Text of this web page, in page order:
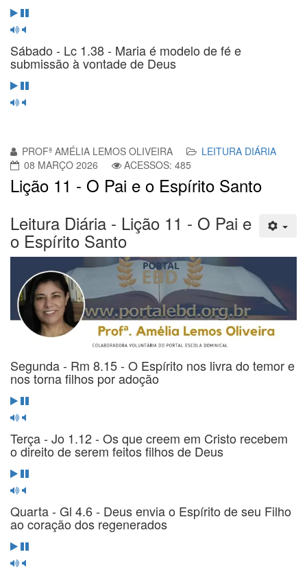
Sábado - Lc 1.38 - Maria é modelo de fé e
submissão à vontade de Deus
PROFª AMÉLIA LEMOS OLIVEIRA
LEITURA DIÁRIA
08 MARÇO 2026
ACESSOS: 485
Lição 11 - O Pai e o Espírito Santo
Leitura Diária - Lição 11 - O Pai e
o Espírito Santo
Segunda - Rm 8.15 - O Espírito nos livra do temor e
nos torna filhos por adoção
Terça - Jo 1.12 - Os que creem em Cristo recebem
o direito de serem feitos filhos de Deus
Quarta - Gl 4.6 - Deus envia o Espírito de seu Filho
ao coração dos regenerados